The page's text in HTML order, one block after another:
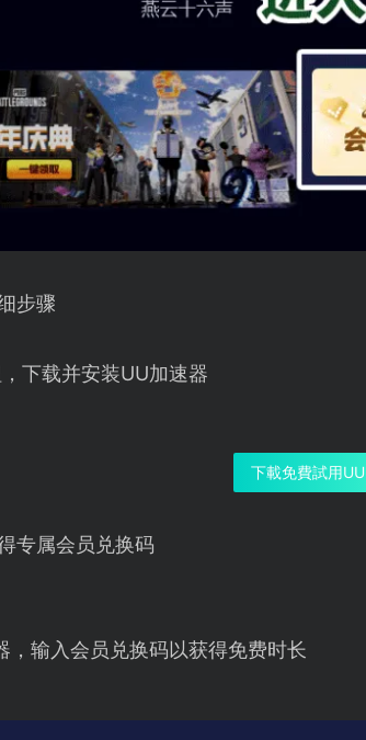
步骤
下载并安装UU加速器
下載免費試用UU
专属会员兑换码
，输入会员兑换码以获得免费时长